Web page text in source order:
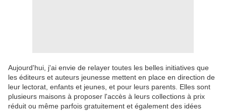
Aujourd'hui, j'ai envie de relayer toutes les belles initiatives que
les éditeurs et auteurs jeunesse mettent en place en direction de
leur lectorat, enfants et jeunes, et pour leurs parents. Elles sont
plusieurs maisons à proposer l'accès à leurs collections à prix
réduit ou même parfois gratuitement et également des idées